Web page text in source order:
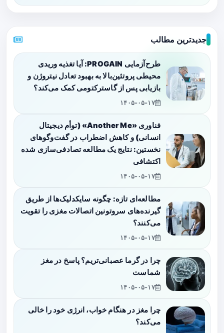
جدیدترین مطالب
طرح‌آزمایی PROGAIN: آیا تغذیه وریدی
محیطی پروتئین‌بالا به بهبود تعادل نیتروژن و
بازیابی پس از گاسترکتومی کمک می‌کند؟
۱۴۰۵-۰۵-۱۷
فناوری «Another Me» (توأم دیجیتال
انسانی) و کاهش اضطراب در گفت‌وگوهای
نخستین: نتایج یک مطالعه تصادفی‌سازی شده
اکتشافی
۱۴۰۵-۰۵-۱۷
مطالعه‌ای تازه: چگونه سایکدلیک‌ها از طریق
گیرنده‌های سروتونین اتصالات مغزی را تقویت
می‌کنند؟
۱۴۰۵-۰۵-۱۷
چرا در گرما عصبانی‌تریم؟ پاسخ در مغز
شماست
۱۴۰۵-۰۵-۱۷
چرا مغز در هنگام خواب، انرژی خود را خالی
می‌کند؟